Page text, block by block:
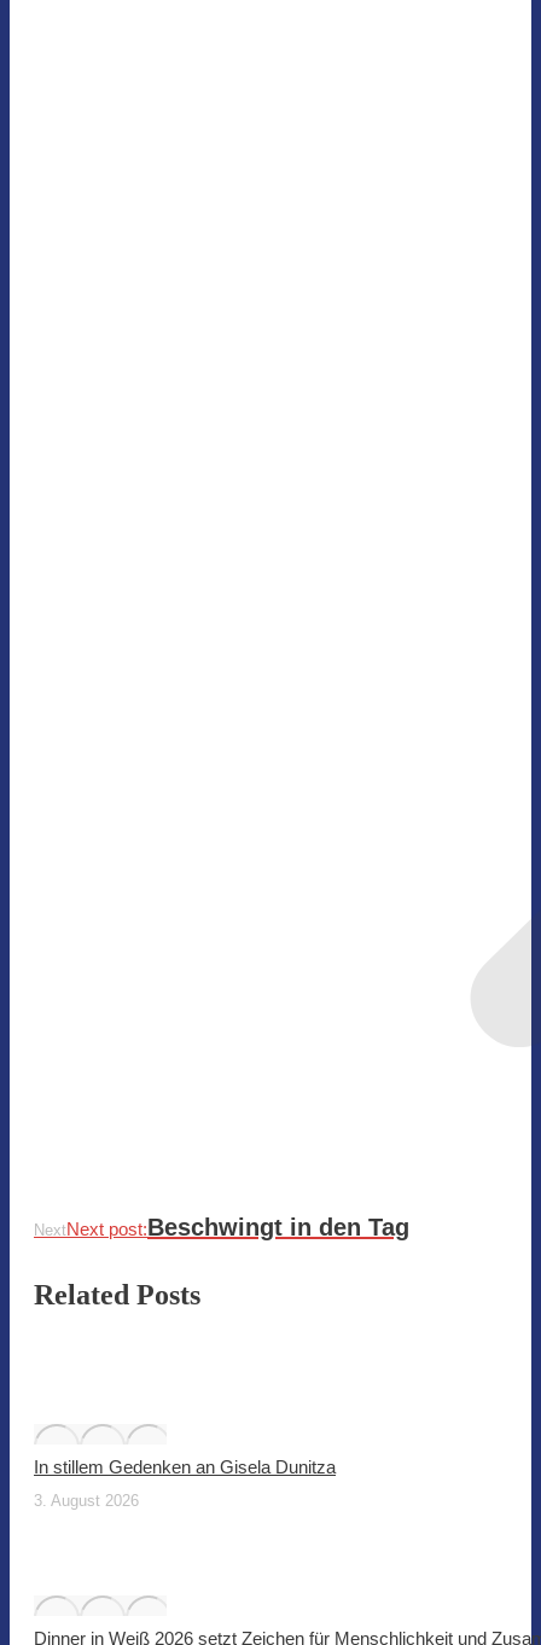
NextNext post:Beschwingt in den Tag
Related Posts
In stillem Gedenken an Gisela Dunitza
3. August 2026
Dinner in Weiß 2026 setzt Zeichen für Menschlichkeit und